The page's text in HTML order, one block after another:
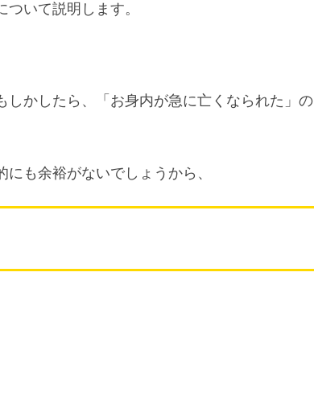
いて説明します。
かしたら、「お身内が急に亡くなられた」の
も余裕がないでしょうから、